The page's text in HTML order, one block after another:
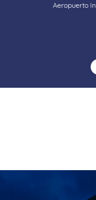
Aeropuerto